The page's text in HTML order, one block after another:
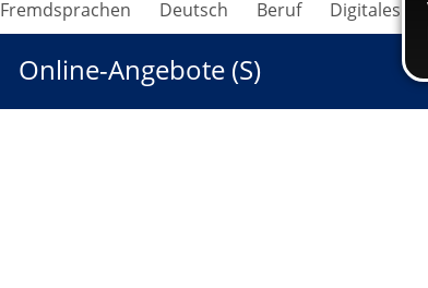
Fremdsprachen Deutsch Beruf Digitales
Online-Angebote (S)